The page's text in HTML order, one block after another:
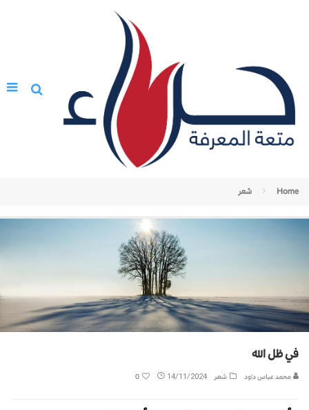
Home شعر
في ظل الله
محمد عباس داود شعر 14/11/2024
0